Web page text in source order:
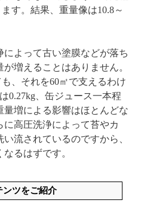
す。結果、重量像は10.8～
よって古い塗膜などが落ち
増えることはありません。
、それを60㎡で支えるわけ
0.27kg、缶ジュース一本程
量増による影響はほとんどな
高圧洗浄によって苔やカ
流されているのですから、
るはずです。
ンツをご紹介